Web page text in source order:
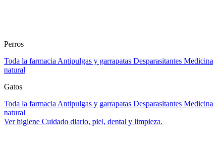
Perros
Toda la farmacia Antipulgas y garrapatas Desparasitantes Medicina
natural
Gatos
Toda la farmacia Antipulgas y garrapatas Desparasitantes Medicina
natural
Ver higiene Cuidado diario, piel, dental y limpieza.